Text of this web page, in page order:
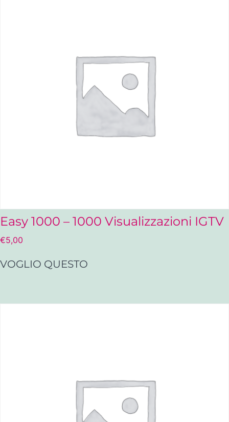
Easy 1000 – 1000 Visualizzazioni IGTV
€5,00
VOGLIO QUESTO